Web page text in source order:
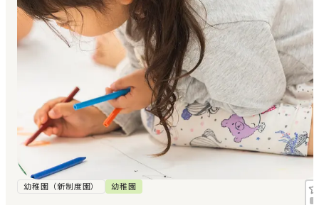
マイページ
お気に入り
見学日記
メッセージ
幼稚園（新制度園） 幼稚園